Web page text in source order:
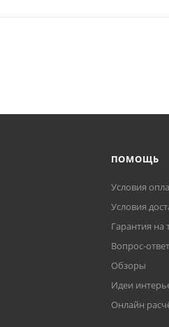
ПОМОЩЬ
Условия
Условия
Гарантия на
Вопрос-ответ
Обзоры
Идеи
Онлайн